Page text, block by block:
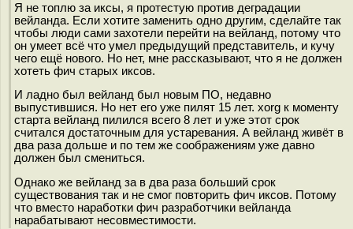
Я не топлю за иксы, я протестую против деградации
вейланда. Если хотите заменить одно другим, сделайте так
чтобы люди сами захотели перейти на вейланд, потому что
он умеет всё что умел предыдущий представитель, и кучу
чего ещё нового. Но нет, мне рассказывают, что я не должен
хотеть фич старых иксов.
И ладно был вейланд был новым ПО, недавно
выпустившися. Но нет его уже пилят 15 лет. xorg к моменту
старта вейланд пилился всего 8 лет и уже этот срок
считался достаточным для устаревания. А вейланд живёт в
два раза дольше и по тем же соображениям уже давно
должен был смениться.
Однако же вейланд за в два раза больший срок
существования так и не смог повторить фич иксов. Потому
что вместо наработки фич разработчики вейланда
нарабатывают несовместимости.